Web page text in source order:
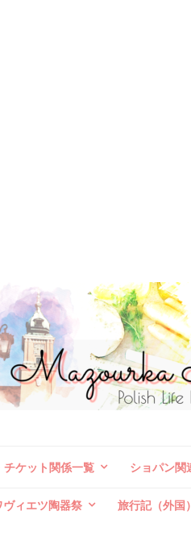
チケット関係一覧 ショパン関
ヴィエツ陶器祭 旅行記（外国）